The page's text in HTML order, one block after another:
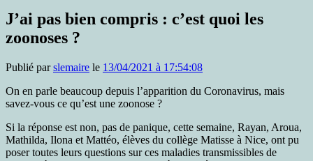
J’ai pas bien compris : c’est quoi les
zoonoses ?
Publié parslemaire le 13/04/2021 à 17:54:08
On en parle beaucoup depuis l’apparition du Coronavirus, mais
savez-vous ce qu’est une zoonose ?
Si la réponse est non, pas de panique, cette semaine, Rayan, Aroua,
Mathilda, Ilona et Mattéo, élèves du collège Matisse à Nice, ont pu
poser toutes leurs questions sur ces maladies transmissibles de